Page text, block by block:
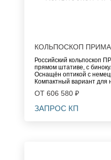
КОЛЬПОСКОП
Российский кольпоскоп
прямом штативе, с
Оснащён оптикой с
Компактный вариант
ОТ 606 580 ₽
ЗАПРОС КП